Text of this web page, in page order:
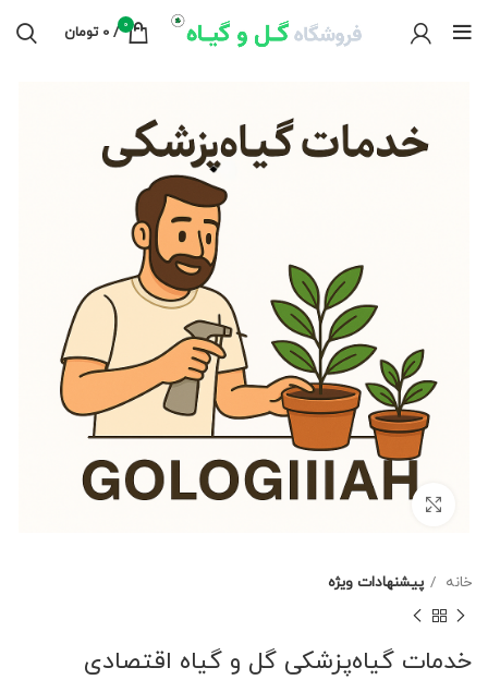
0
/
0 تومان
برای بزرگنمایی کلیک کنید
خانه پیشنهادات ویژه
خدمات گیاه‌پزشکی گل و گیاه اقتصادی